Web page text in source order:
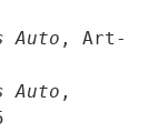
Auto , Art-
Auto ,